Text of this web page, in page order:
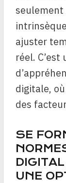
ajuster
réel.
digitale,
des
SE
UNE